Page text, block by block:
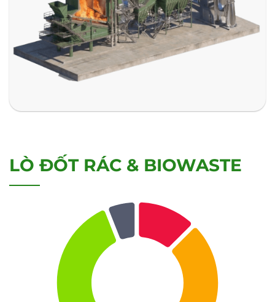
LÒ ĐỐT RÁC & BIOWASTE